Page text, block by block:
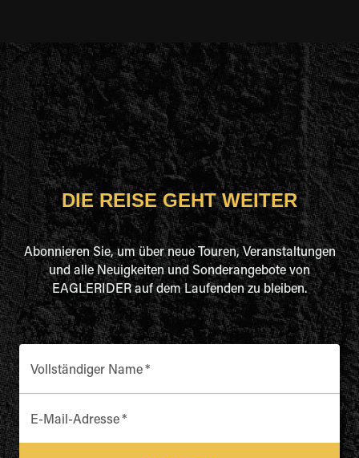
DIE REISE GEHT WEITER
Abonnieren Sie, um über neue Touren, Veranstaltungen
und alle Neuigkeiten und Sonderangebote von
EAGLERIDER auf dem Laufenden zu bleiben.
Vollständiger Name*
E-Mail-Adresse*